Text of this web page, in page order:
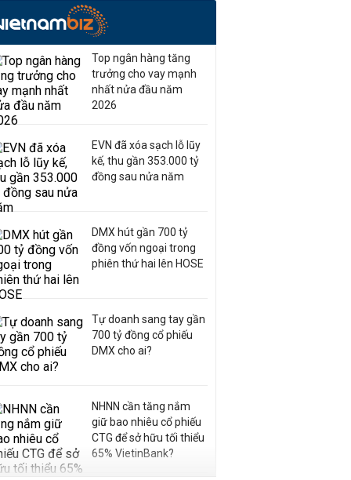
Top ngân hàng tăng
trưởng cho vay mạnh
nhất nửa đầu năm
2026
EVN đã xóa sạch lỗ lũy
kế, thu gần 353.000 tỷ
đồng sau nửa năm
DMX hút gần 700 tỷ
đồng vốn ngoại trong
phiên thứ hai lên HOSE
Tự doanh sang tay gần
700 tỷ đồng cổ phiếu
DMX cho ai?
NHNN cần tăng nắm
giữ bao nhiêu cổ phiếu
CTG để sở hữu tối thiểu
65% VietinBank?